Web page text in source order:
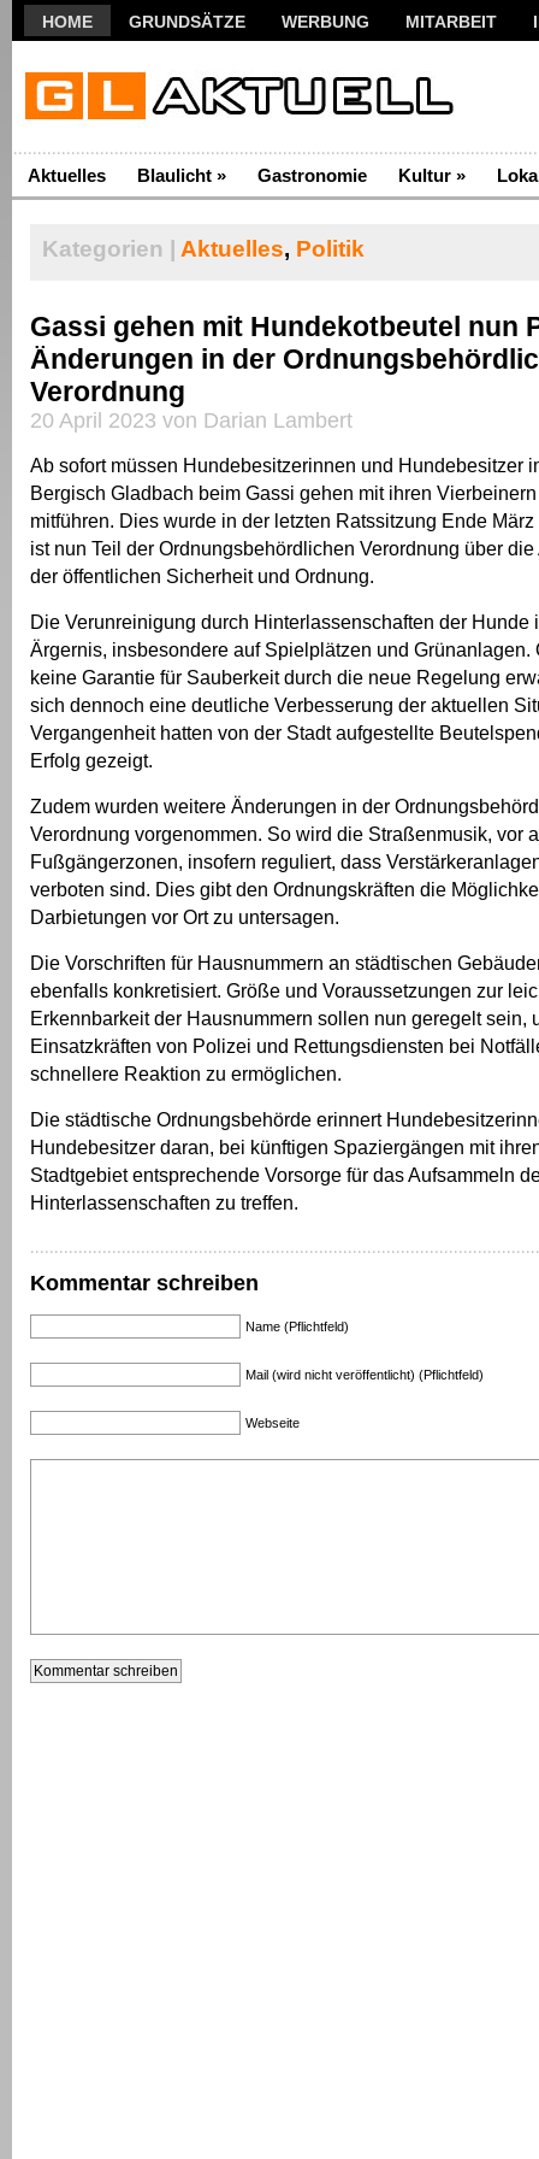
HOME GRUNDSÄTZE WERBUNG MITARBEIT
Aktuelles Blaulicht » Gastronomie Kultur »
Kategorien | Aktuelles, Politik
Gassi gehen mit Hundekotbeutel nun
Änderungen in der
Verordnung
20 April 2023 von Darian Lambert
Ab sofort müssen Hundebesitzerinnen und Hundebesitzer
Bergisch Gladbach beim Gassi gehen mit ihren
mitführen. Dies wurde in der letzten Ratssitzung Ende
ist nun Teil der Ordnungsbehördlichen Verordnung über
der öffentlichen Sicherheit und Ordnung.
Die Verunreinigung durch Hinterlassenschaften der Hunde
Ärgernis, insbesondere auf Spielplätzen und Grünanlagen.
keine Garantie für Sauberkeit durch die neue Regelung
sich dennoch eine deutliche Verbesserung der aktuellen
Vergangenheit hatten von der Stadt aufgestellte
Erfolg gezeigt.
Zudem wurden weitere Änderungen in der
Verordnung vorgenommen. So wird die Straßenmusik, vor
Fußgängerzonen, insofern reguliert, dass
verboten sind. Dies gibt den Ordnungskräften die
Darbietungen vor Ort zu untersagen.
Die Vorschriften für Hausnummern an städtischen
ebenfalls konkretisiert. Größe und Voraussetzungen zur
Erkennbarkeit der Hausnummern sollen nun geregelt sein,
Einsatzkräften von Polizei und Rettungsdiensten bei
schnellere Reaktion zu ermöglichen.
Die städtische Ordnungsbehörde erinnert
Hundebesitzer daran, bei künftigen Spaziergängen mit
Stadtgebiet entsprechende Vorsorge für das Aufsammeln
Hinterlassenschaften zu treffen.
Kommentar schreiben
Name (Pflichtfeld)
Mail (wird nicht veröffentlicht) (Pflichtfeld)
Webseite